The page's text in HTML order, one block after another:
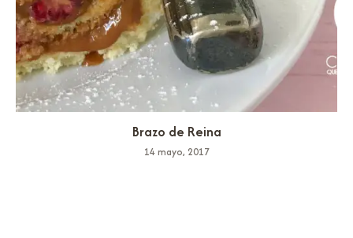
Brazo de Reina
14 mayo, 2017